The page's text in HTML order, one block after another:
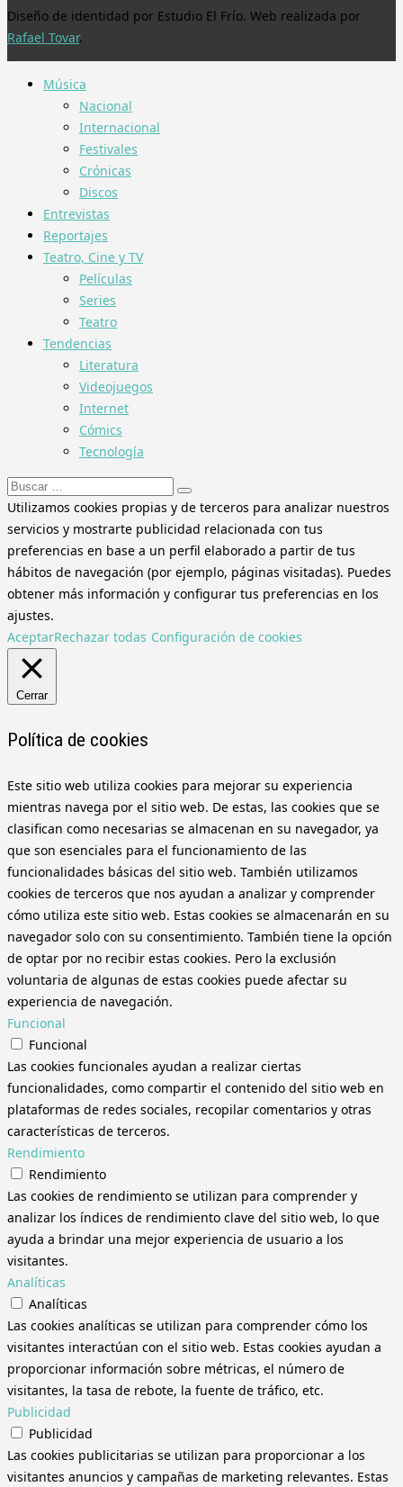
Diseño de identidad por Estudio El Frío. Web realizada por
Rafael Tovar.
Música
Nacional
Internacional
Festivales
Crónicas
Discos
Entrevistas
Reportajes
Teatro, Cine y TV
Películas
Series
Teatro
Tendencias
Literatura
Videojuegos
Internet
Cómics
Tecnología
Buscar:
Utilizamos cookies propias y de terceros para analizar nuestros
servicios y mostrarte publicidad relacionada con tus
preferencias en base a un perfil elaborado a partir de tus
hábitos de navegación (por ejemplo, páginas visitadas). Puedes
obtener más información y configurar tus preferencias en los
ajustes.
AceptarRechazar todas Configuración de cookies
Cerrar
Política de cookies
Este sitio web utiliza cookies para mejorar su experiencia
mientras navega por el sitio web. De estas, las cookies que se
clasifican como necesarias se almacenan en su navegador, ya
que son esenciales para el funcionamiento de las
funcionalidades básicas del sitio web. También utilizamos
cookies de terceros que nos ayudan a analizar y comprender
cómo utiliza este sitio web. Estas cookies se almacenarán en su
navegador solo con su consentimiento. También tiene la opción
de optar por no recibir estas cookies. Pero la exclusión
voluntaria de algunas de estas cookies puede afectar su
experiencia de navegación.
Funcional
Funcional
Las cookies funcionales ayudan a realizar ciertas
funcionalidades, como compartir el contenido del sitio web en
plataformas de redes sociales, recopilar comentarios y otras
características de terceros.
Rendimiento
Rendimiento
Las cookies de rendimiento se utilizan para comprender y
analizar los índices de rendimiento clave del sitio web, lo que
ayuda a brindar una mejor experiencia de usuario a los
visitantes.
Analíticas
Analíticas
Las cookies analíticas se utilizan para comprender cómo los
visitantes interactúan con el sitio web. Estas cookies ayudan a
proporcionar información sobre métricas, el número de
visitantes, la tasa de rebote, la fuente de tráfico, etc.
Publicidad
Publicidad
Las cookies publicitarias se utilizan para proporcionar a los
visitantes anuncios y campañas de marketing relevantes. Estas